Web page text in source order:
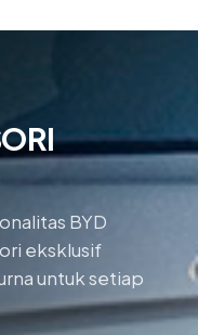
BYD
eksklusif
untuk setiap